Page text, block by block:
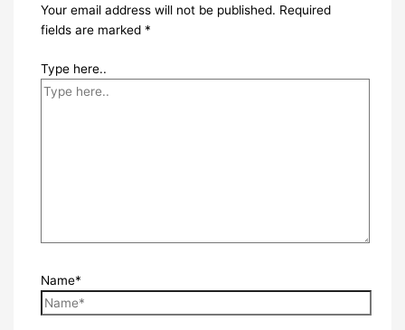
Your email address will not be published. Required
fields are marked *
Type here..
Name*